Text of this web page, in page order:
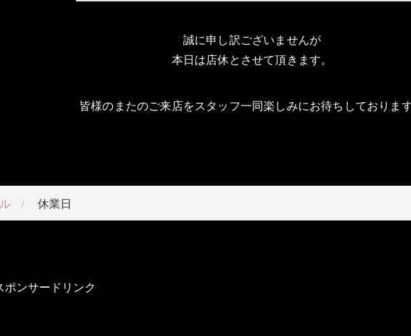
誠に申し訳ございませんが
本日は店休とさせて頂きます。
皆様のまたのご来店をスタッフ一同楽しみにお待ちしておりま
休業日
ポンサードリンク